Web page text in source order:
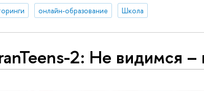
онлайн-образование Школа
2: Не видимся –